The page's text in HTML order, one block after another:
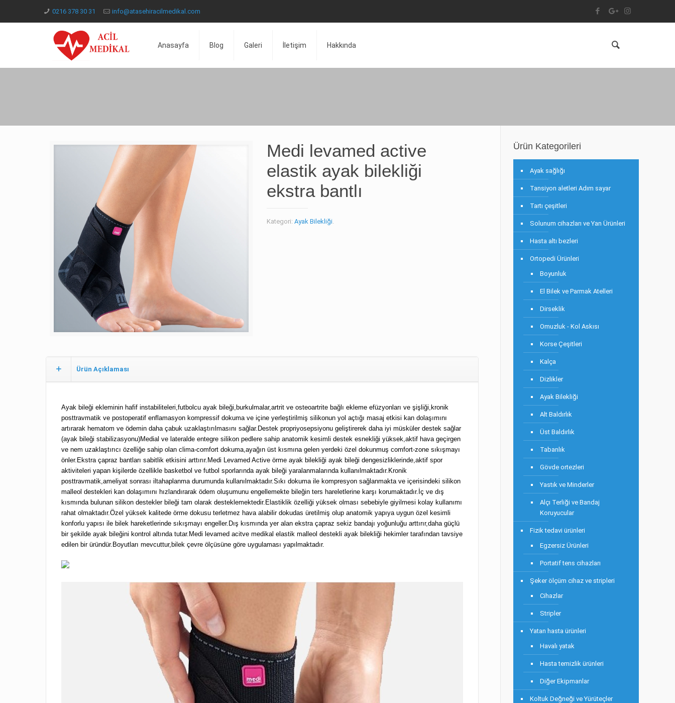
0216 378 30 31 info@atasehiracilmedikal.com
Anasayfa Blog Galeri İletişim Hakkında
Medi levamed active
elastik ayak bilekliği
ekstra bantlı
Kategori: Ayak Bilekliği.
Ürün Açıklaması
Ayak bileği ekleminin hafif instabiliteleri,futbolcu ayak bileği,burkulmalar,artrit ve osteoartrite bağlı ekleme efüzyonları ve şişliği,kronik
posttravmatik ve postoperatif enflamasyon kompressif dokuma ve içine yerleştirilmiş silikonun yol açtığı masaj etkisi kan dolaşımını
artırarak hematom ve ödemin daha çabuk uzaklaştırılmasını sağlar.Destek propriyosepsiyonu geliştirerek daha iyi müsküler destek sağlar
(ayak bileği stabilizasyonu)Medial ve lateralde entegre silikon pedlere sahip anatomik kesimli destek esnekliği yüksek,aktif hava geçirgen
ve nem uzaklaştırıcı özelliğe sahip olan clima-comfort dokuma,ayağın üst kısmına gelen yerdeki özel dokunmuş comfort-zone sıkışmayı
önler.Ekstra çapraz bantları sabitlik etkisini arttırır.Medi Levamed Active örme ayak bilekliği ayak bileği dengesizliklerinde,aktif spor
aktiviteleri yapan kişilerde özellikle basketbol ve futbol sporlarında ayak bileği yaralanmalarında kullanılmaktadır.Kronik
posttravmatik,ameliyat sonrası iltahaplanma durumunda kullanılmaktadır.Sıkı dokuma ile kompresyon sağlanmakta ve içerisindeki silikon
malleol destekleri kan dolaşımını hızlandırarak ödem oluşumunu engellemekte bileğin ters hareletlerine karşı korumaktadır.İç ve dış
kısmında bulunan silikon destekler bileği tam olarak desteklemektedir.Elastiklik özelliği yüksek olması sebebiyle giyilmesi kolay kullanımı
rahat olmaktadır.Özel yüksek kalitede örme dokusu terletmez hava alabilir dokudas üretilmiş olup anatomik yapıya uygun özel kesimli
konforlu yapısı ile bilek hareketlerinde sıkışmayı engeller.Dış kısmında yer alan ekstra çapraz sekiz bandajı yoğunluğu arttırır,daha güçlü
bir şekilde ayak bileğini kontrol altında tutar.Medi levamed acitve medikal elastik malleol destekli ayak bilekliği hekimler tarafından tavsiye
edilen bir üründür.Boyutları mevcuttur,bilek çevre ölçüsüne göre uygulaması yapılmaktadır.
Ürün Kategorileri
Ayak sağlığı
Tansiyon aletleri Adım sayar
Tartı çeşitleri
Solunum cihazları ve Yan Ürünleri
Hasta altı bezleri
Ortopedi Ürünleri
Boyunluk
El Bilek ve Parmak Atelleri
Dirseklik
Omuzluk - Kol Askısı
Korse Çeşitleri
Kalça
Dizlikler
Ayak Bilekliği
Alt Baldırlık
Üst Baldırlık
Tabanlık
Gövde ortezleri
Yastık ve Minderler
Alçı Terliği ve Bandaj
Koruyucular
Fizik tedavi ürünleri
Egzersiz Ürünleri
Portatif tens cihazları
Şeker ölçüm cihaz ve stripleri
Cihazlar
Stripler
Yatan hasta ürünleri
Havalı yatak
Hasta temizlik ürünleri
Diğer Ekipmanlar
Koltuk Değneği ve Yürüteçler